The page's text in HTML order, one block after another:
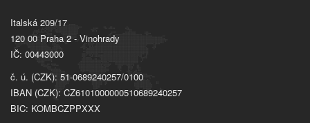
Italská 209/17
120 00 Praha 2 - Vinohrady
IČ: 00443000
č. ú. (CZK): 51-0689240257/0100
IBAN (CZK): CZ6101000000510689240257
BIC: KOMBCZPPXXX